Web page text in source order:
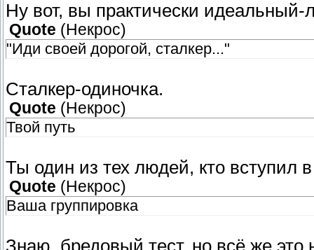
Ну вот, вы практически идеальный-
Quote ( Некрос)
"Иди своей дорогой, сталкер..."
Сталкер-одиночка.
Quote ( Некрос)
Твой путь
Ты один из тех людей, кто вступил
Quote ( Некрос)
Ваша группировка
Знаю, бредовый тест, но всё же